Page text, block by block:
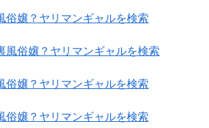
俗嬢？ヤリマンギャルを検索
風俗嬢？ヤリマンギャルを検索
俗嬢？ヤリマンギャルを検索
俗嬢？ヤリマンギャルを検索